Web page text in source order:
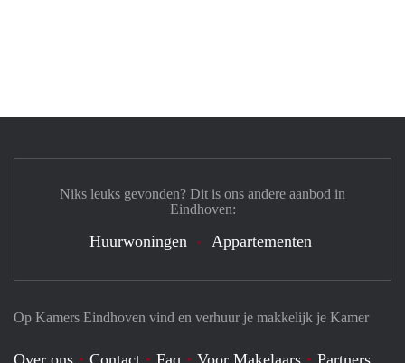
Op Kamers Eindhoven vind en verhuur je makkelijk je Kamer
Niks leuks gevonden? Dit is ons andere aanbod in
Eindhoven:
Huurwoningen Appartementen